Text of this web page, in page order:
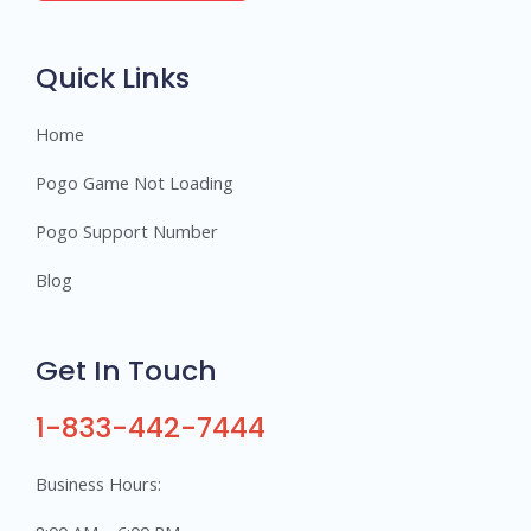
Quick Links
Home
Pogo Game Not Loading
Pogo Support Number
Blog
Get In Touch
1-833-442-7444
Business Hours: